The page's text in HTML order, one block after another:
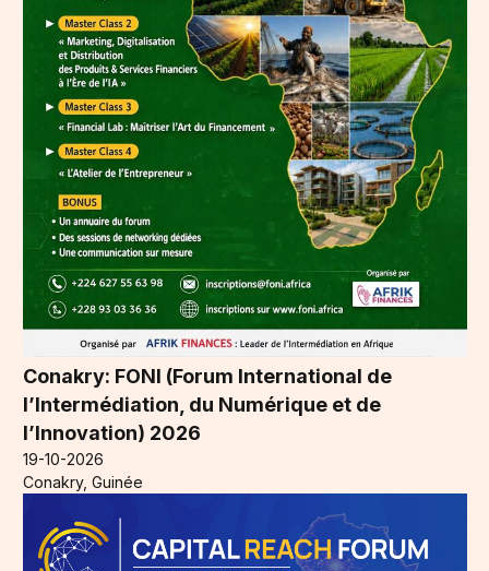
Conakry: FONI (Forum International de
l’Intermédiation, du Numérique et de
l’Innovation) 2026
19-10-2026
Conakry, Guinée